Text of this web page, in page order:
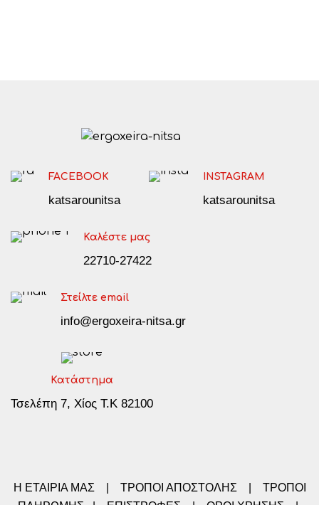
FACEBOOK
katsarounitsa
INSTAGRAM
katsarounitsa
Καλέστε μας
22710-27422
Στείλτε email
info@ergoxeira-nitsa.gr
Κατάστημα
Τσελέπη 7, Χίος Τ.Κ 82100
Η ΕΤΑΙΡΙΑ ΜΑΣ ΤΡΟΠΟΙ ΑΠΟΣΤΟΛΗΣ
ΤΡΟΠΟΙ